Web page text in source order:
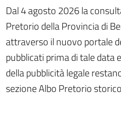
Dal 4 agosto 2026 la
Pretorio della Provincia di
attraverso il nuovo portale
pubblicati prima di tale data
della pubblicità legale
sezione Albo Pretorio